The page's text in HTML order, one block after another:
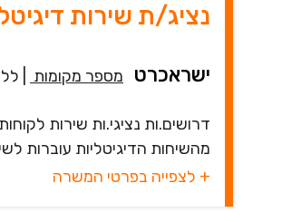
נציג/ת שירות
ישראכרט מספר מקומות
מהשיחות הדיגיטליות עוברות
+ לצפייה בפרטי המשרה